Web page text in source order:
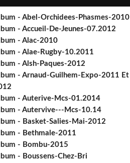
- Abel-Orchidees-Phasmes-2010
- Accueil-De-Jeunes-07.2012
- Alac-2010
- Alae-Rugby-10.2011
- Alsh-Paques-2012
- Arnaud-Guilhem-Expo-2011 Et
- Auterive-Mcs-01.2014
- Autervive---Mcs-10.14
- Basket-Salies-Mai-2012
- Bethmale-2011
- Bombu-2015
- Boussens-Chez-Bri